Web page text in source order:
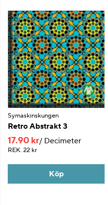
Symaskinskungen
Retro Abstrakt 3
17.90 kr Decimeter
REK. 22 kr
Köp